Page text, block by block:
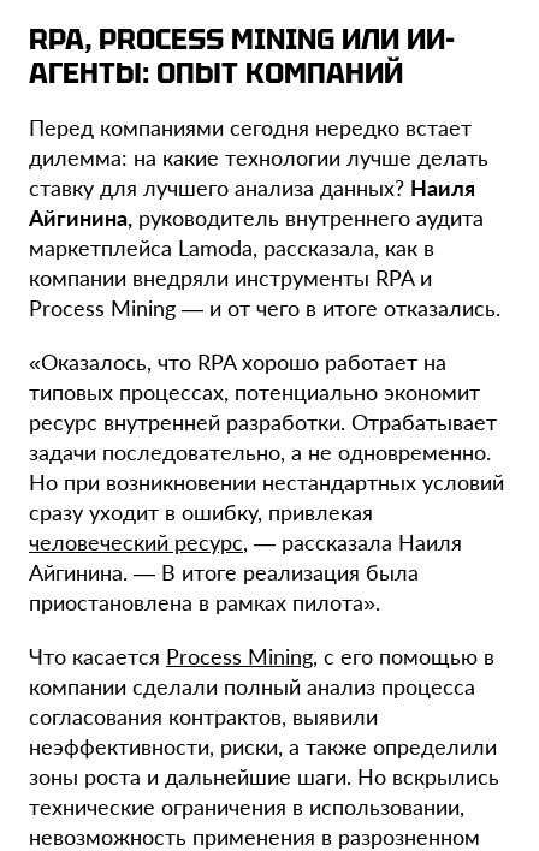
RPA, PROCESS MINING ИЛИ ИИ-
АГЕНТЫ: ОПЫТ КОМПАНИЙ
Перед компаниями сегодня нередко встает
дилемма: на какие технологии лучше делать
ставку для лучшего анализа данных? Наиля
Айгинина, руководитель внутреннего аудита
маркетплейса Lamoda, рассказала, как в
компании внедряли инструменты RPA и
Process Mining — и от чего в итоге отказались.
«Оказалось, что RPA хорошо работает на
типовых процессах, потенциально экономит
ресурс внутренней разработки. Отрабатывает
задачи последовательно, а не одновременно.
Но при возникновении нестандартных условий
сразу уходит в ошибку, привлекая
человеческий ресурс, — рассказала Наиля
Айгинина. — В итоге реализация была
приостановлена в рамках пилота».
Что касается Process Mining, с его помощью в
компании сделали полный анализ процесса
согласования контрактов, выявили
неэффективности, риски, а также определили
зоны роста и дальнейшие шаги. Но вскрылись
технические ограничения в использовании,
невозможность применения в разрозненном